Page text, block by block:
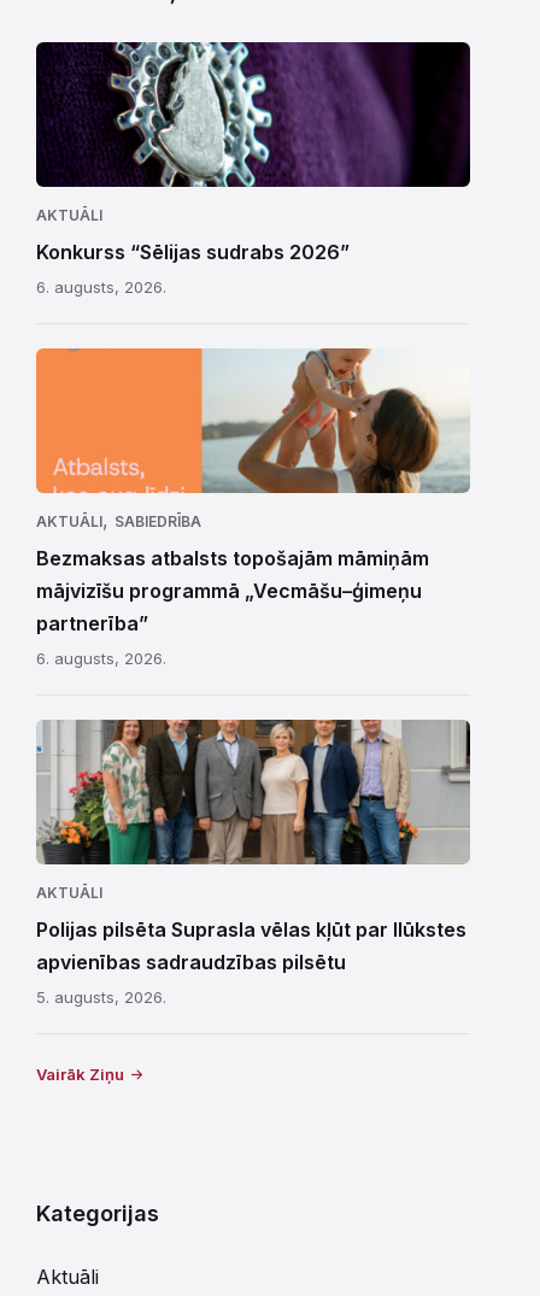
AKTUĀLI
Konkurss “Sēlijas sudrabs 2026”
6. augusts, 2026.
AKTUĀLI, SABIEDRĪBA
Bezmaksas atbalsts topošajām māmiņām
mājvizīšu programmā „Vecmāšu–ģimeņu
partnerība”
6. augusts, 2026.
AKTUĀLI
Polijas pilsēta Suprasla vēlas kļūt par Ilūkstes
apvienības sadraudzības pilsētu
5. augusts, 2026.
Vairāk Ziņu
Kategorijas
Aktuāli